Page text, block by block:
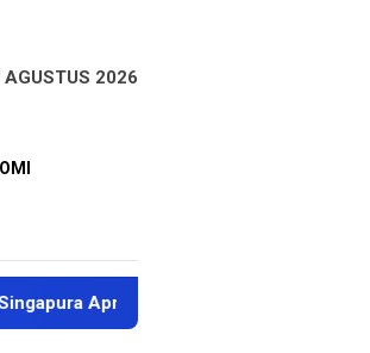
AGUSTUS 2026
Penanganan Korban Erupsi Dukono,